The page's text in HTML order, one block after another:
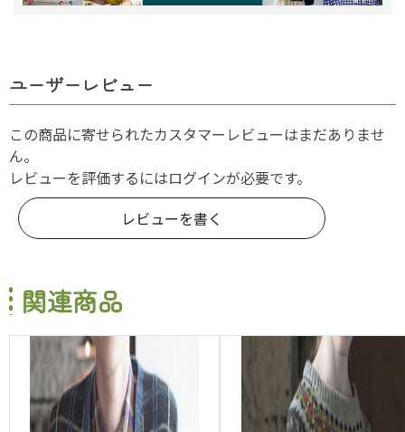
ユーザーレビュー
この商品に寄せられたカスタマーレビューはまだありませ
ん。
レビューを評価するにはログインが必要です。
レビューを書く
関連商品